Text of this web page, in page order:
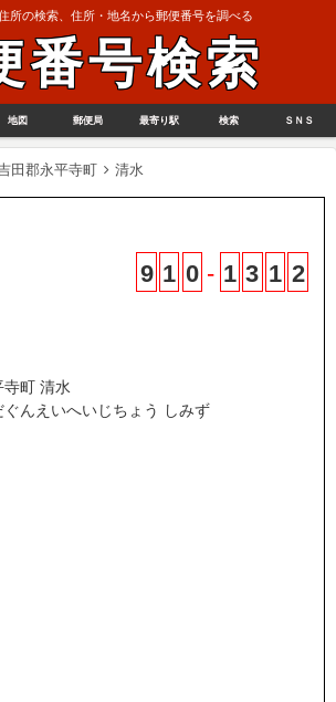
所の検索、住所・地名から郵便番号を調べる
番号検索
地図 郵便局 最寄り駅 検索 ＳＮＳ
田郡永平寺町 清水
9 1 0 - 1 3 1 2
寺町 清水
んえいへいじちょう しみず